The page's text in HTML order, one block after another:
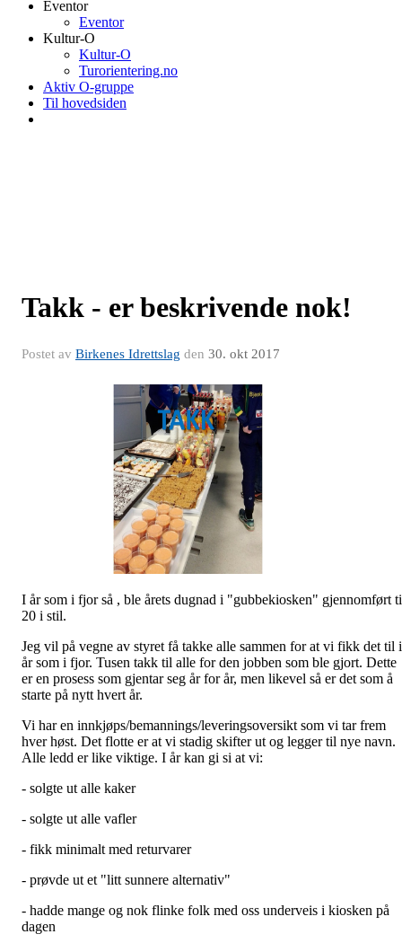
Eventor
Eventor
Kultur-O
Kultur-O
Turorientering.no
Aktiv O-gruppe
Til hovedsiden
Takk - er beskrivende nok!
Postet av Birkenes Idrettslag den 30. okt 2017
I år som i fjor så , ble årets dugnad i "gubbekiosken" gjennomført
20 i stil.
Jeg vil på vegne av styret få takke alle sammen for at vi fikk det til i
år som i fjor. Tusen takk til alle for den jobben som ble gjort. Dette
er en prosess som gjentar seg år for år, men likevel så er det som å
starte på nytt hvert år.
Vi har en innkjøps/bemannings/leveringsoversikt som vi tar frem
hver høst. Det flotte er at vi stadig skifter ut og legger til nye navn.
Alle ledd er like viktige. I år kan gi si at vi:
- solgte ut alle kaker
- solgte ut alle vafler
- fikk minimalt med returvarer
- prøvde ut et "litt sunnere alternativ"
- hadde mange og nok flinke folk med oss underveis i kiosken på
dagen